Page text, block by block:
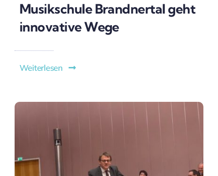
Musikschule Brandnertal geht
innovative Wege
Weiterlesen